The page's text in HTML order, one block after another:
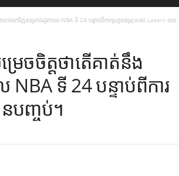
លប់មកវិញសម្រាប់រដូវកាល NBA ទី 24 បន្ទាប់ពីការប្រកួតជម្រុះរបស់ Lakers បាន
ចចិត្តថាតើគាត់នឹង
ទី 24 បន្ទាប់ពីការ
បញ្ចប់។